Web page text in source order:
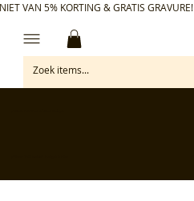
VAN 5% KORTING & GRATIS GRAVURE!